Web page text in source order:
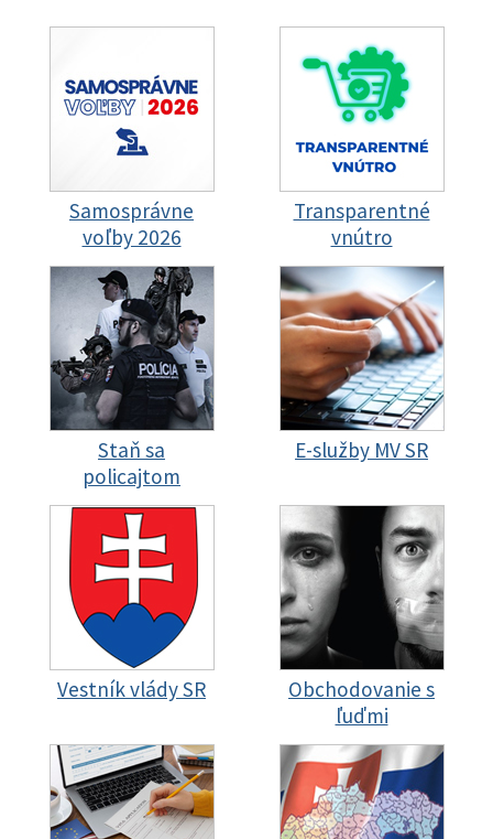
Samosprávne
voľby 2026
Transparentné
vnútro
Staň sa
policajtom
E-služby MV SR
Vestník vlády SR
Obchodovanie s
ľuďmi